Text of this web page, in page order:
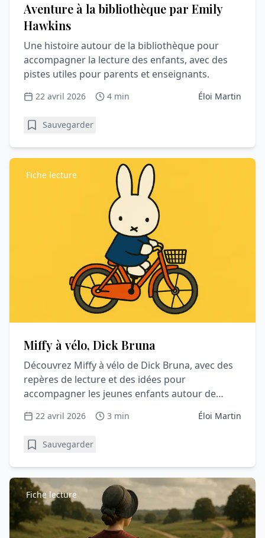
Aventure à la bibliothèque par Emily
Hawkins
Une histoire autour de la bibliothèque pour
accompagner la lecture des enfants, avec des
pistes utiles pour parents et enseignants.
22 avril 2026 4 min Éloi Martin
Sauvegarder
Fiche lecture
Miffy à vélo, Dick Bruna
Découvrez Miffy à vélo de Dick Bruna, avec des
repères de lecture et des idées pour
accompagner les jeunes enfants autour de
22 avril 2026 3 min Éloi Martin
Sauvegarder
Fiche lecture